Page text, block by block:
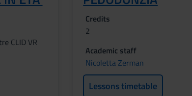
CLID VR
Credits
2
Academic staff
Nicoletta Zerman
Lessons timetable